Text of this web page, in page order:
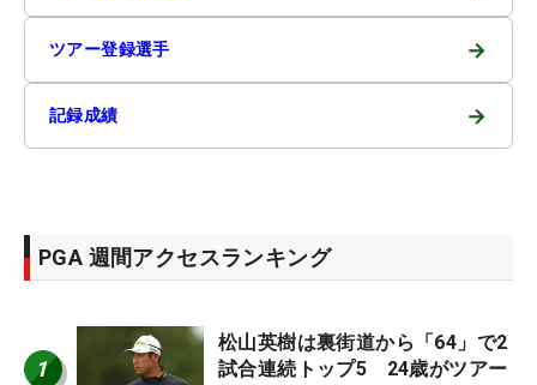
ツアー登録選手 →
記録成績 →
PGA 週間アクセスランキング
1
松山英樹は裏街道から「64」で2
試合連続トップ5 24歳がツアー